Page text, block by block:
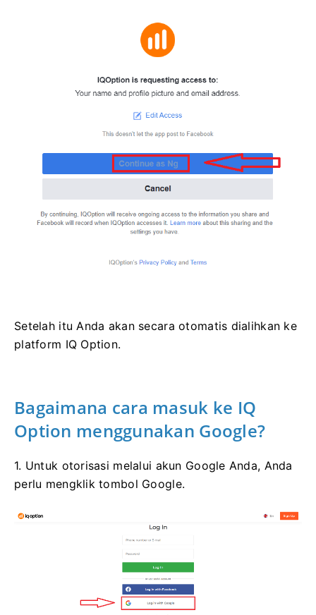
Setelah itu Anda akan secara otomatis dialihkan ke
platform IQ Option.
Bagaimana cara masuk ke IQ
Option menggunakan Google?
1. Untuk otorisasi melalui akun Google Anda, Anda
perlu mengklik tombol Google.